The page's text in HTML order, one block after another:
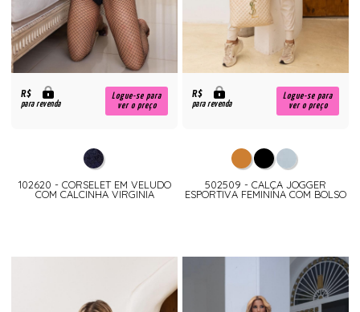
R$
para revenda
Logue-se para
ver o preço
102620 - CORSELET EM VELUDO
COM CALCINHA VIRGINIA
R$
para revenda
Logue-se para
ver o preço
502509 - CALÇA JOGGER
ESPORTIVA FEMININA COM BOLSO